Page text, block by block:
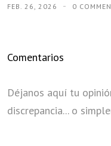
FEB. 26, 2026 0
Comentarios
Déjanos aquí tu
discrepancia... o